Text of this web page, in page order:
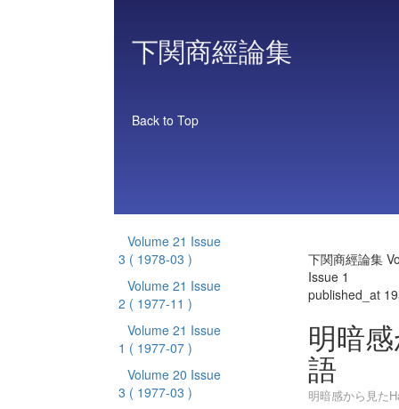
下関商經論集
Back to Top
Volume 21 Issue
3 ( 1978-03 )
Volume 21 Issue
2 ( 1977-11 )
Volume 21 Issue
1 ( 1977-07 )
Volume 20 Issue
3 ( 1977-03 )
下関商經論集
Issue 1
published_at
明暗
語
明暗感から見た